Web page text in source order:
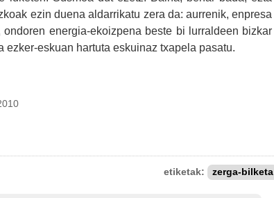
ezin duena aldarrikatu zera da: aurrenik, enpresa
energia-ekoizpena beste bi lurraldeen bizkar
eskuan hartuta eskuinaz txapela pasatu.
etiketak: zerga-bilketa